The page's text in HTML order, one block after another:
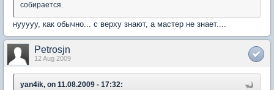
собирается.
нууууу, как обычно... с верху знают, а мастер не знает....
Petrosjn
12 Aug 2009
yan4ik, on 11.08.2009 - 17:32: